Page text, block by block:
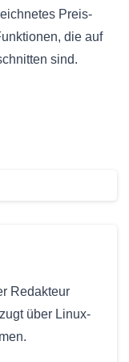
Preis-
die auf
sind.
Redakteur
über Linux-